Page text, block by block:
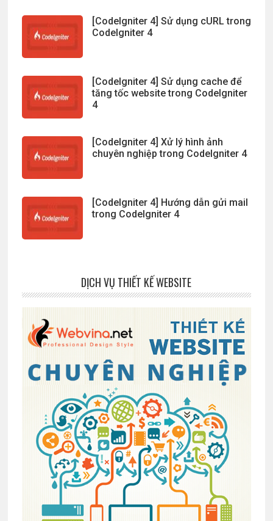
[CodeIgniter 4] Sử dụng cURL trong
CodeIgniter 4
[CodeIgniter 4] Sử dụng cache để
tăng tốc website trong CodeIgniter
4
[CodeIgniter 4] Xử lý hình ảnh
chuyên nghiệp trong CodeIgniter 4
[CodeIgniter 4] Hướng dẫn gửi mail
trong CodeIgniter 4
DỊCH VỤ THIẾT KẾ WEBSITE